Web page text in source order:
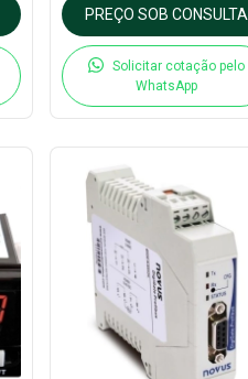
PREÇO SOB CONSULTA
Solicitar cotação pelo
WhatsApp